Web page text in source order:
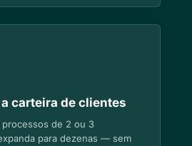
carteira de clientes
de 2 ou 3
para dezenas — sem